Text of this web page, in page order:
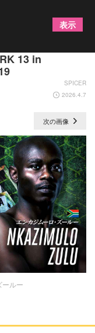
保優太！ 『大
13 in
SPICER
2026.4.7
次の画像
ールー
表示